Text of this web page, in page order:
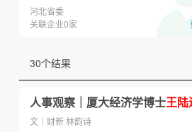
河北省委
关联企业0家
30个结果
人事观察｜厦大经济学博士王陆
文｜财新 林韵诗